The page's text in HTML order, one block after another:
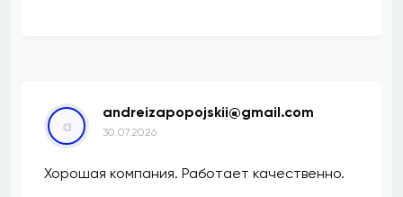
a
andreizapopojskii@gmail.com
30.07.2026
Хорошая компания. Работает качественно.